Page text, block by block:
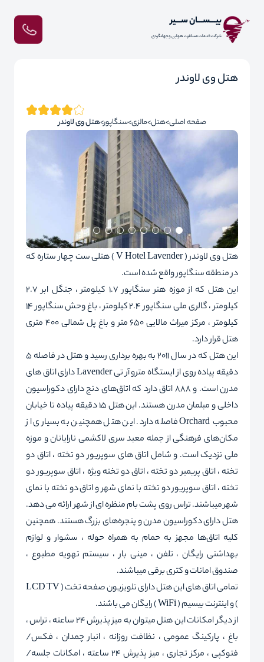
بیـــســـان ســـیر
شرکت خدمات مسافرت هوایی و جهانگردی
هتل وی لاوندر
صفحه اصلی هتل مالزی سنگاپور هتل وی لاوندر
هتل وی لاوندر ( V Hotel Lavender ) هتلی ست چهار ستاره که
در منطقه سنگاپور واقع شده است.
این هتل که از موزه هنر سنگاپور 1.7 کیلومتر ، جنگل ابر 2.7
کیلومتر ، گالری ملی سنگاپور 2.4 کیلومتر ، باغ وحش سنگاپور 14
کیلومتر ، مرکز میراث مالایی 650 متر و باغ پل شمالی 400 متری
هتل قرار دارد.
این هتل که در سال 2011 به بهره برداری رسید و هتل در فاصله 5
دقیقه پیاده روی از ایستگاه مترو آر تی Lavender دارای اتاق های
مدرن است. و 888 اتاق دارد که اتاق‌های دنج دارای دکوراسیون
داخلی و مبلمان مدرن هستند. این هتل 15 دقیقه پیاده تا خیابان
محبوب Orchard فاصله دارد. این هتل همچنین به بسیاری از
مکان‌های فرهنگی از جمله معبد سری لاکشمی نارایانان و موزه
ملی نزدیک است. و شامل اتاق های سوپریور دو تخته ، اتاق دو
تخته ، اتاق پریمیر دو تخته ، اتاق دو تخته ویژه ، اتاق سوپریور دو
تخته ، اتاق سوپریور دو تخته با نمای شهر و اتاق دو تخته با نمای
شهر میباشند. تراس روی پشت بام منظره ای از شهر ارائه می دهد.
هتل دارای دکوراسیون مدرن و پنجره‌های بزرگ هستند. همچنین
کلیه اتاق‌ها مجهز به حمام به همراه حوله ، سشوار و لوازم
بهداشتی رایگان ، تلفن ، مینی بار ، سیستم تهویه مطبوع ،
صندوق امانات و کتری برقی میباشند.
تمامی اتاق های این هتل دارای تلویزیون صفحه تخت ( LCD TV
) و اینترنت بیسیم ( WiFi ) رایگان می باشند.
از دیگر امکانات این هتل میتوان به میز پذیرش 24 ساعته ، تراس ،
باغ ، پارکینگ عمومی ، نظافت روزانه ، انبار چمدان ، فکس/
فتوکپی ، مرکز تجاری ، میز پذیرش 24 ساعته ، امکانات جلسه/